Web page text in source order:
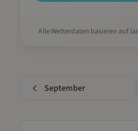
Alle Wetterdaten basieren auf
September